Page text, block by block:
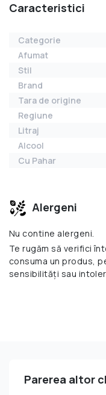
Caracteristici
Categorie
Afumat
Stil
Brand
Tara de origine
Regiune
Litraj
Alcool
Cu Pahar
Alergeni
Nu contine alergeni.
Te rugăm să verifici
consuma un produs,
sensibilități sau
Parerea altor